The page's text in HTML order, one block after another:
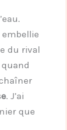
du rival
. J’ai
que